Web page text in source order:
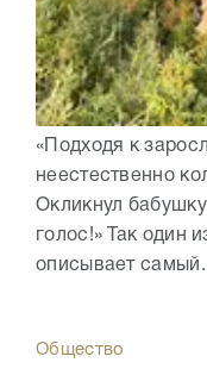
«Подходя к
неестественно
Окликнул
голос!» Так один
описывает
Общество